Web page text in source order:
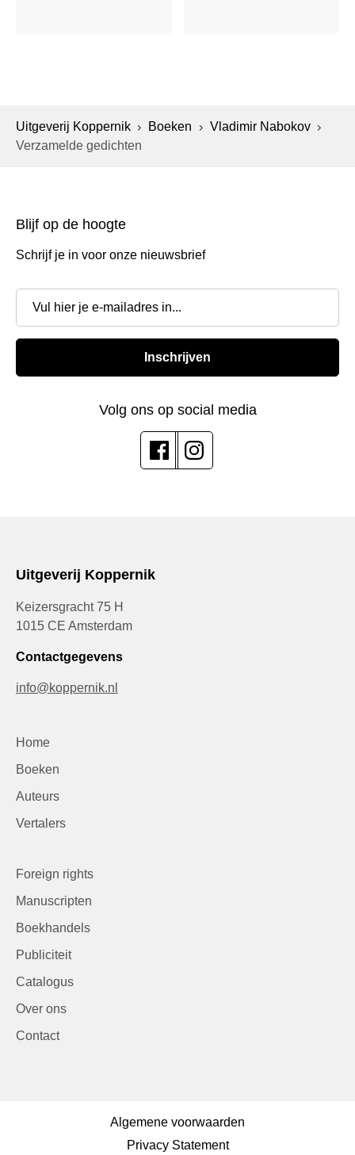
Uitgeverij Koppernik Boeken
Vladimir Nabokov
Verzamelde gedichten
Blijf op de hoogte
Schrijf je in voor onze nieuwsbrief
Inschrijven
Volg ons op social media
Uitgeverij Koppernik
Keizersgracht 75 H
1015 CE Amsterdam
Contactgegevens
info@koppernik.nl
Home
Boeken
Auteurs
Vertalers
Foreign rights
Manuscripten
Boekhandels
Publiciteit
Catalogus
Over ons
Contact
Algemene voorwaarden
Privacy Statement